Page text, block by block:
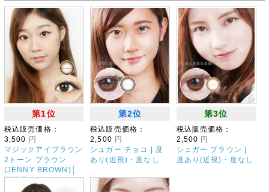
第1位
税込販売価格：
3,500
円
マジックアイブラウン
2トーン ブラウン
(JENNY BROWN)│
乱視用
第2位
税込販売価格：
2,500 円
シュガー チョコ | 度
あり(近視)・度なし
第3位
税込販売価格：
2,500 円
シュガー ブラウン |
度あり(近視)・度なし